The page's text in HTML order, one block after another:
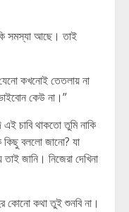
সমস্যা আছে। তাই
কখনোই তেতলায় না
কেউ না।”
চাবি থাকতো তুমি নাকি
বললো জানো? যা
জানি। নিজেরা দেখিনা
কোনো কথা তুই শুনবি না।